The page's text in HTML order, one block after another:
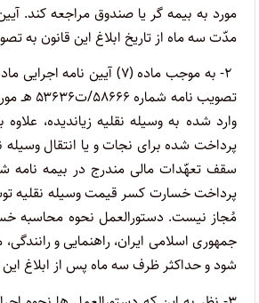
مورد به بیمه گر یا صندوق مراجعه کند.
مدّت سه ماه از تاریخ ابلاغ این قانون به
وارد شده به وسیله نقلیه زیان­دیده،
پرداخت شده برای نجات و یا انتقال
پرداخت خسارت کسر قیمت وسیله نقلیه
مُجاز نیست. دستورالعمل نحوه محاسبه
جمهوری اسلامی ایران، راهنمایی و
شود و حداکثر ظرف سه ماه پس از ابلاغ